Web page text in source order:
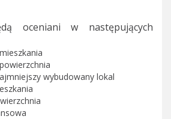
oceniani w następujących
wybudowany lokal